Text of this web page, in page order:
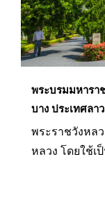
พระบรมมหารา
บาง ประเทศลาว
พระราชวังหล
หลวง โดยใช้
ราชูปโภคของ